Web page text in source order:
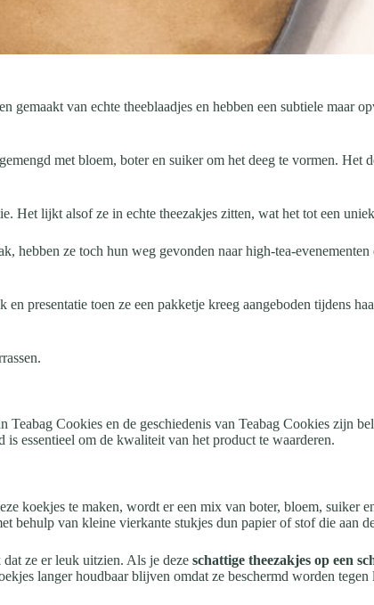
van echte theeblaadjes en hebben een subtiele maar
met bloem, boter en suiker om het deeg te vormen.
Het lijkt alsof ze in echte theezakjes zitten, wat het tot een
hebben ze toch hun weg gevonden naar high-tea-
presentatie toen ze een pakketje kreeg aangeboden tijdens
Cookies en de geschiedenis van Teabag Cookies zijn
essentieel om de kwaliteit van het product te waarderen.
koekjes te maken, wordt er een mix van boter, bloem, suiker
behulp van kleine vierkante stukjes dun papier of stof die aan
ze er leuk uitzien. Als je deze schattige theezakjes op een
langer houdbaar blijven omdat ze beschermd worden